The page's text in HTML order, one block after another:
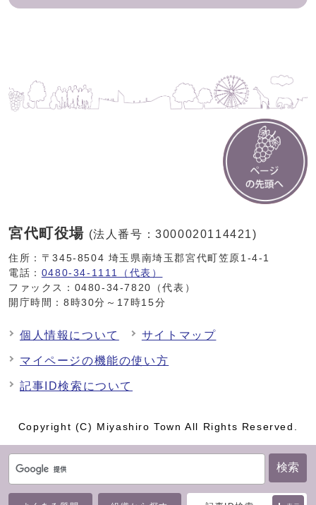
検索
宮代町役場 (法人番号：3000020114421)
住所：〒345-8504 埼玉県南埼玉郡宮代町笠原1-4-1
電話： 0480-34-1111（代表）
ファックス：0480-34-7820（代表）
開庁時間：8時30分～17時15分
個人情報について サイトマップ
マイページの機能の使い方
記事ID検索について
Copyright (C) Miyashiro Town All Rights Reserved.